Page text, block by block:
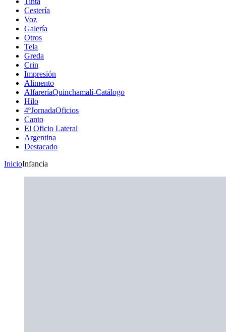
Cestería
Voz
Galería
Otros
Tela
Greda
Crin
Impresión
Alimento
AlfareríaQuinchamalí-Catálogo
Hilo
4ºJornadaOficios
Canto
El Oficio Lateral
Argentina
Destacado
InicioInfancia